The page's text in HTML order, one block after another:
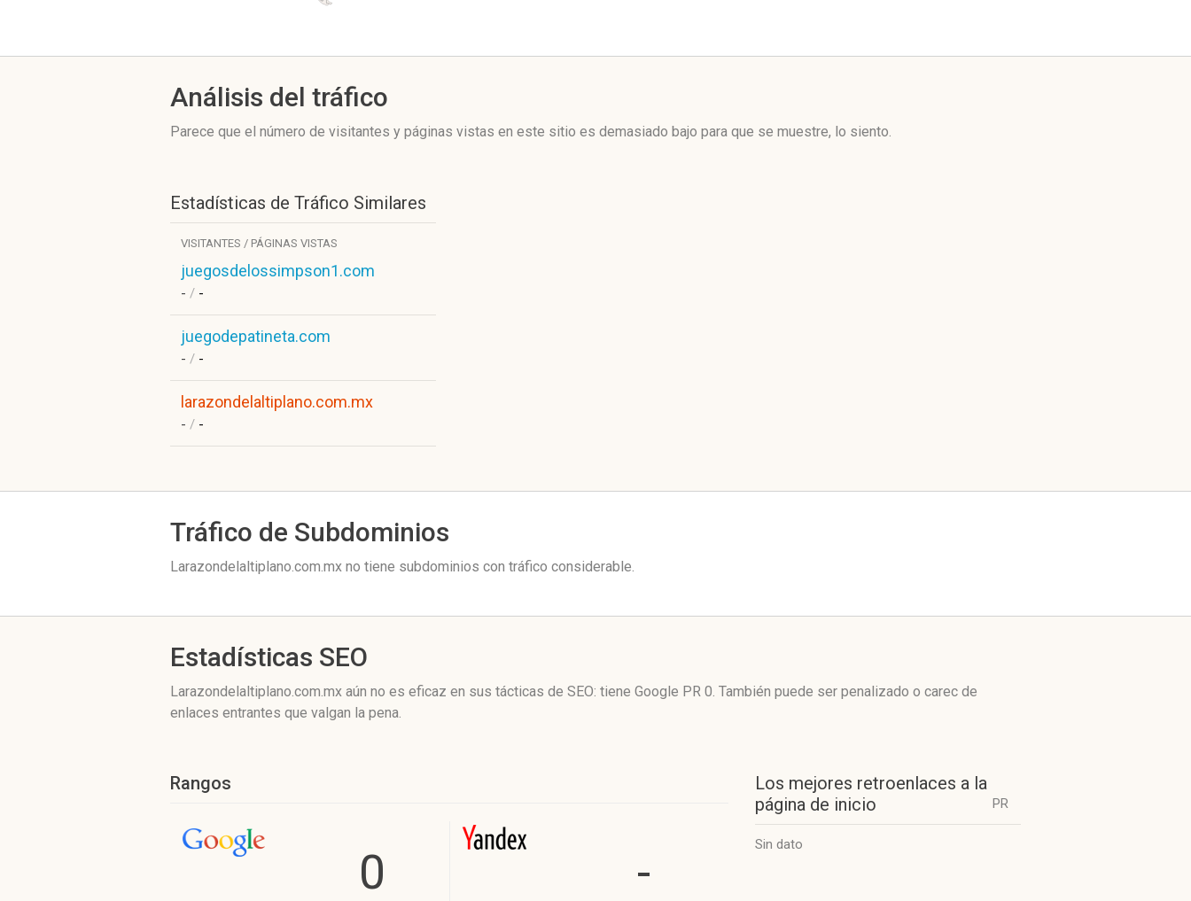
Análisis del tráfico
Parece que el número de visitantes y páginas vistas en este sitio es demasiado bajo para que se muestre, lo siento.
Estadísticas de Tráfico Similares
VISITANTES / PÁGINAS VISTAS
juegosdelossimpson1.com
- / -
juegodepatineta.com
- / -
larazondelaltiplano.com.mx
- / -
Tráfico de Subdominios
Larazondelaltiplano.com.mx no tiene subdominios con tráfico considerable.
Estadísticas SEO
Larazondelaltiplano.com.mx aún no es eficaz en sus tácticas de SEO: tiene Google PR 0. También puede ser penalizado o carec de
enlaces entrantes que valgan la pena.
Rangos
0 -
Los mejores retroenlaces a la
página de inicio
PR
Sin dato